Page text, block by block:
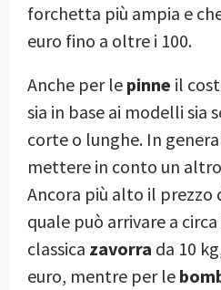
forchetta più ampia e
euro fino a oltre i 100.
Anche per le pinne il
sia in base ai modelli sia
corte o lunghe. In
mettere in conto un
Ancora più alto il prezzo
quale può arrivare a circa
classica zavorra da 10
euro, mentre per le